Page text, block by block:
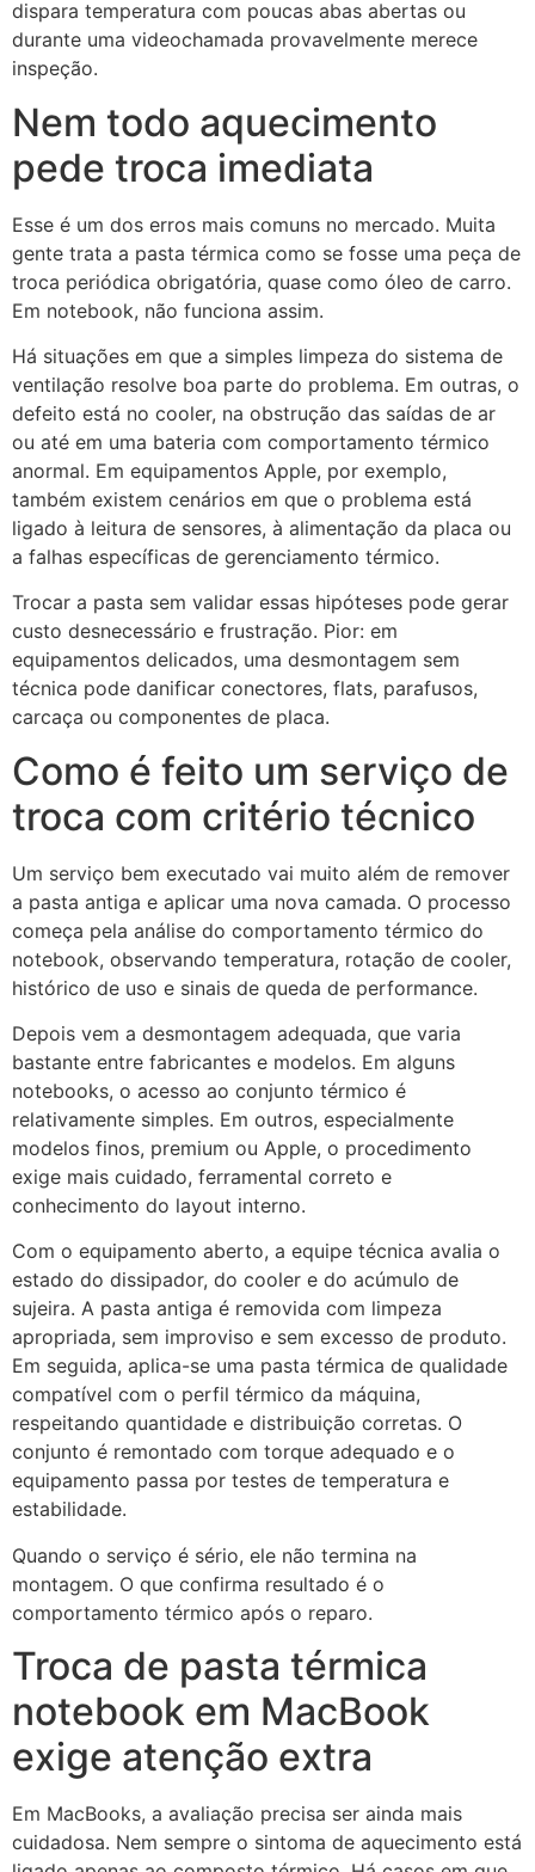
dispara temperatura com poucas abas abertas ou
durante uma videochamada provavelmente merece
inspeção.
Nem todo aquecimento
pede troca imediata
Esse é um dos erros mais comuns no mercado. Muita
gente trata a pasta térmica como se fosse uma peça de
troca periódica obrigatória, quase como óleo de carro.
Em notebook, não funciona assim.
Há situações em que a simples limpeza do sistema de
ventilação resolve boa parte do problema. Em outras, o
defeito está no cooler, na obstrução das saídas de ar
ou até em uma bateria com comportamento térmico
anormal. Em equipamentos Apple, por exemplo,
também existem cenários em que o problema está
ligado à leitura de sensores, à alimentação da placa ou
a falhas específicas de gerenciamento térmico.
Trocar a pasta sem validar essas hipóteses pode gerar
custo desnecessário e frustração. Pior: em
equipamentos delicados, uma desmontagem sem
técnica pode danificar conectores, flats, parafusos,
carcaça ou componentes de placa.
Como é feito um serviço de
troca com critério técnico
Um serviço bem executado vai muito além de remover
a pasta antiga e aplicar uma nova camada. O processo
começa pela análise do comportamento térmico do
notebook, observando temperatura, rotação de cooler,
histórico de uso e sinais de queda de performance.
Depois vem a desmontagem adequada, que varia
bastante entre fabricantes e modelos. Em alguns
notebooks, o acesso ao conjunto térmico é
relativamente simples. Em outros, especialmente
modelos finos, premium ou Apple, o procedimento
exige mais cuidado, ferramental correto e
conhecimento do layout interno.
Com o equipamento aberto, a equipe técnica avalia o
estado do dissipador, do cooler e do acúmulo de
sujeira. A pasta antiga é removida com limpeza
apropriada, sem improviso e sem excesso de produto.
Em seguida, aplica-se uma pasta térmica de qualidade
compatível com o perfil térmico da máquina,
respeitando quantidade e distribuição corretas. O
conjunto é remontado com torque adequado e o
equipamento passa por testes de temperatura e
estabilidade.
Quando o serviço é sério, ele não termina na
montagem. O que confirma resultado é o
comportamento térmico após o reparo.
Troca de pasta térmica
notebook em MacBook
exige atenção extra
Em MacBooks, a avaliação precisa ser ainda mais
cuidadosa. Nem sempre o sintoma de aquecimento está